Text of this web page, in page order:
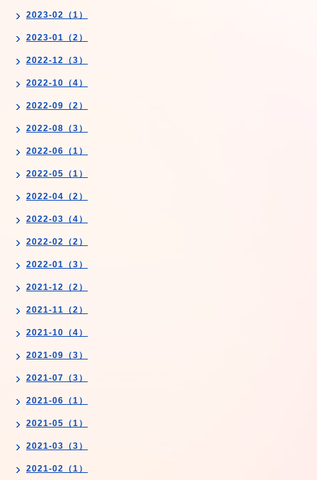
2023-02（1）
2023-01（2）
2022-12（3）
2022-10（4）
2022-09（2）
2022-08（3）
2022-06（1）
2022-05（1）
2022-04（2）
2022-03（4）
2022-02（2）
2022-01（3）
2021-12（2）
2021-11（2）
2021-10（4）
2021-09（3）
2021-07（3）
2021-06（1）
2021-05（1）
2021-03（3）
2021-02（1）